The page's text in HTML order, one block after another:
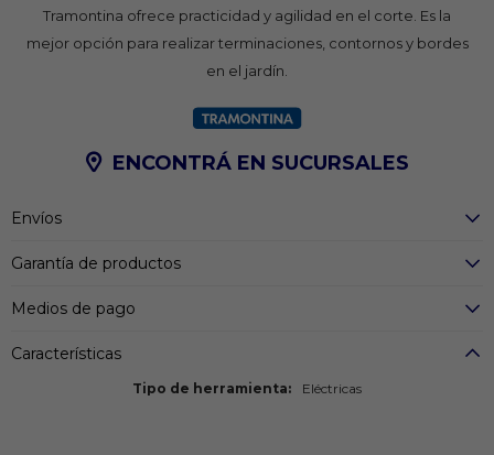
Tramontina ofrece practicidad y agilidad en el corte. Es la
mejor opción para realizar terminaciones, contornos y bordes
en el jardín.
ENCONTRÁ EN SUCURSALES
Envíos
Garantía de productos
Medios de pago
Características
Tipo de herramienta Eléctricas